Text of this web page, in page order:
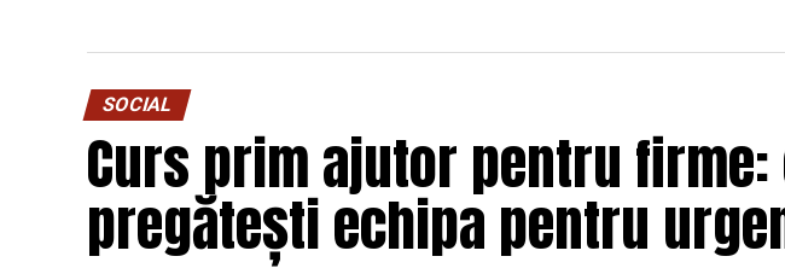
SOCIAL
Curs prim ajutor pentru
pregătești echipa pentru